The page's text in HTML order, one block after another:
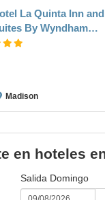
La Quinta Inn and
By Wyndham
Airport
Madison
en hoteles
Salida Domingo